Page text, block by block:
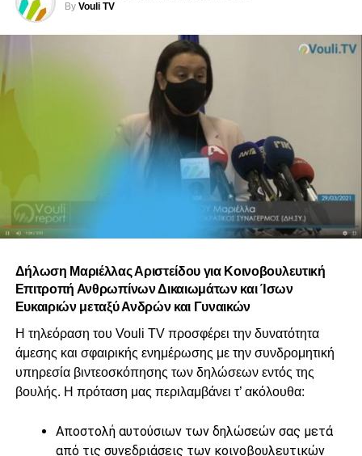
By Vouli TV
Δήλωση Μαριέλλας Αριστείδου για Κοινοβουλευτική
Επιτροπή Ανθρωπίνων Δικαιωμάτων και Ίσων
Ευκαιριών μεταξύ Ανδρών και Γυναικών
Η τηλεόραση του Vouli TV προσφέρει την δυνατότητα
άμεσης και σφαιρικής ενημέρωσης με την συνδρομητική
υπηρεσία βιντεοσκόπησης των δηλώσεων εντός της
βουλής. Η πρόταση μας περιλαμβάνει τ’ ακόλουθα:
Αποστολή αυτούσιων των δηλώσεών σας μετά
από τις συνεδριάσεις των κοινοβουλευτικών